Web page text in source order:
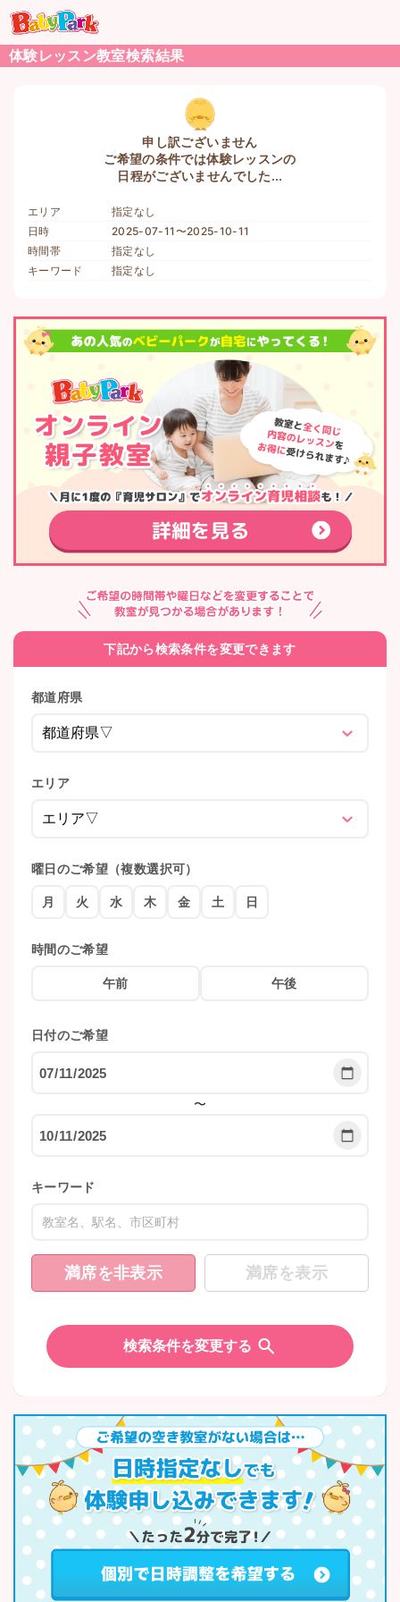
体験レッスン教室検索結果
申し訳ございません
ご希望の条件では体験レッスンの
日程がございませんでした...
エリア
指定なし
日時
2025-07-11〜2025-10-11
時間帯
指定なし
キーワード
指定なし
下記から検索条件を変更できます
都道府県
エリア
曜日のご希望（複数選択可）
月 火 水 木 金 土 日
時間のご希望
午前 午後
日付のご希望
〜
キーワード
満席を非表示 満席を表示
検索条件を変更する